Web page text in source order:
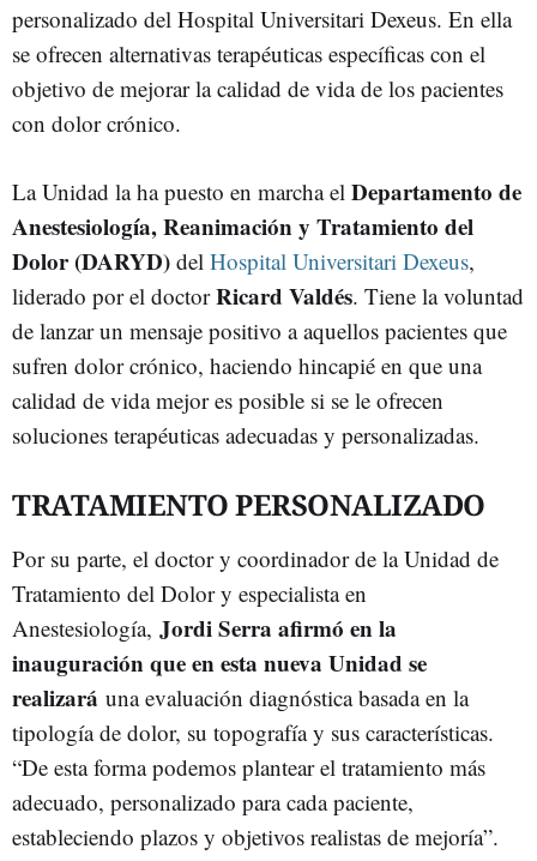
personalizado del Hospital Universitari Dexeus. En ella
se ofrecen alternativas terapéuticas específicas con el
objetivo de mejorar la calidad de vida de los pacientes
con dolor crónico.
La Unidad la ha puesto en marcha el Departamento de
Anestesiología, Reanimación y Tratamiento del
Dolor (DARYD) del Hospital Universitari Dexeus,
liderado por el doctorRicard Valdés. Tiene la voluntad
de lanzar un mensaje positivo a aquellos pacientes que
sufren dolor crónico, haciendo hincapié en que una
calidad de vida mejor es posible si se le ofrecen
soluciones terapéuticas adecuadas y personalizadas.
TRATAMIENTO PERSONALIZADO
Por su parte, el doctor y coordinador de la Unidad de
Tratamiento del Dolor y especialista en
Anestesiología, Jordi Serra afirmó en la
inauguración que en esta nueva Unidad se
realizará una evaluación diagnóstica basada en la
tipología de dolor, su topografía y sus características.
“De esta forma podemos plantear el tratamiento más
adecuado, personalizado para cada paciente,
estableciendo plazos y objetivos realistas de mejoría”.